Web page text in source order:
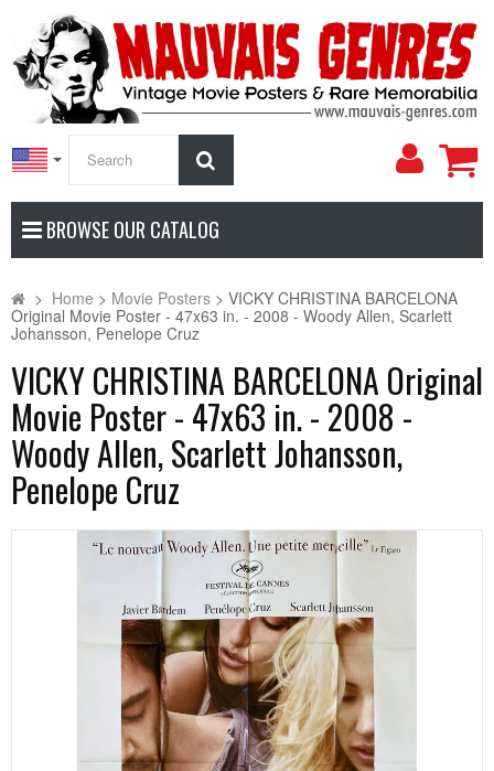
My
BROWSE OUR CATALOG
> Home > Movie Posters > VICKY CHRISTINA BARCELONA
Original Movie Poster - 47x63 in. - 2008 - Woody Allen, Scarlett
Johansson, Penelope Cruz
VICKY CHRISTINA BARCELONA Original
Movie Poster - 47x63 in. - 2008 -
Woody Allen, Scarlett Johansson,
Penelope Cruz